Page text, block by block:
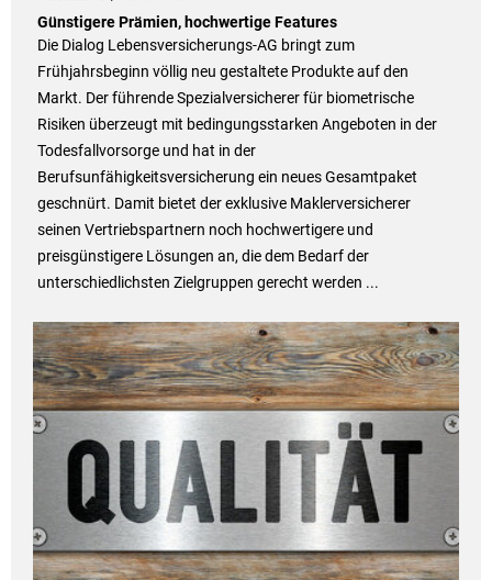
Günstigere Prämien, hochwertige Features
Die Dialog Lebensversicherungs-AG bringt zum
Frühjahrsbeginn völlig neu gestaltete Produkte auf den
Markt. Der führende Spezialversicherer für biometrische
Risiken überzeugt mit bedingungsstarken Angeboten in der
Todesfallvorsorge und hat in der
Berufsunfähigkeitsversicherung ein neues Gesamtpaket
geschnürt. Damit bietet der exklusive Maklerversicherer
seinen Vertriebspartnern noch hochwertigere und
preisgünstigere Lösungen an, die dem Bedarf der
unterschiedlichsten Zielgruppen gerecht werden ...